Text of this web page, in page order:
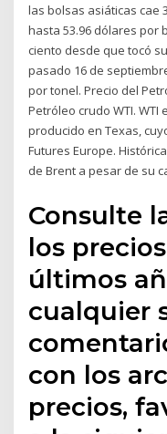
las bolsas asiáticas cae
hasta 53.96 dólares por
ciento desde que tocó
pasado 16 de
por tonel. Precio del
Petróleo crudo WTI.
producido en Texas,
Futures Europe.
de Brent a pesar de su
Consulte
los
últimos
cualquier
con los
precios,